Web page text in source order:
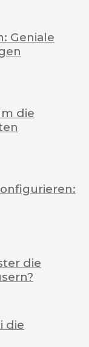
Geniale
die
die
die